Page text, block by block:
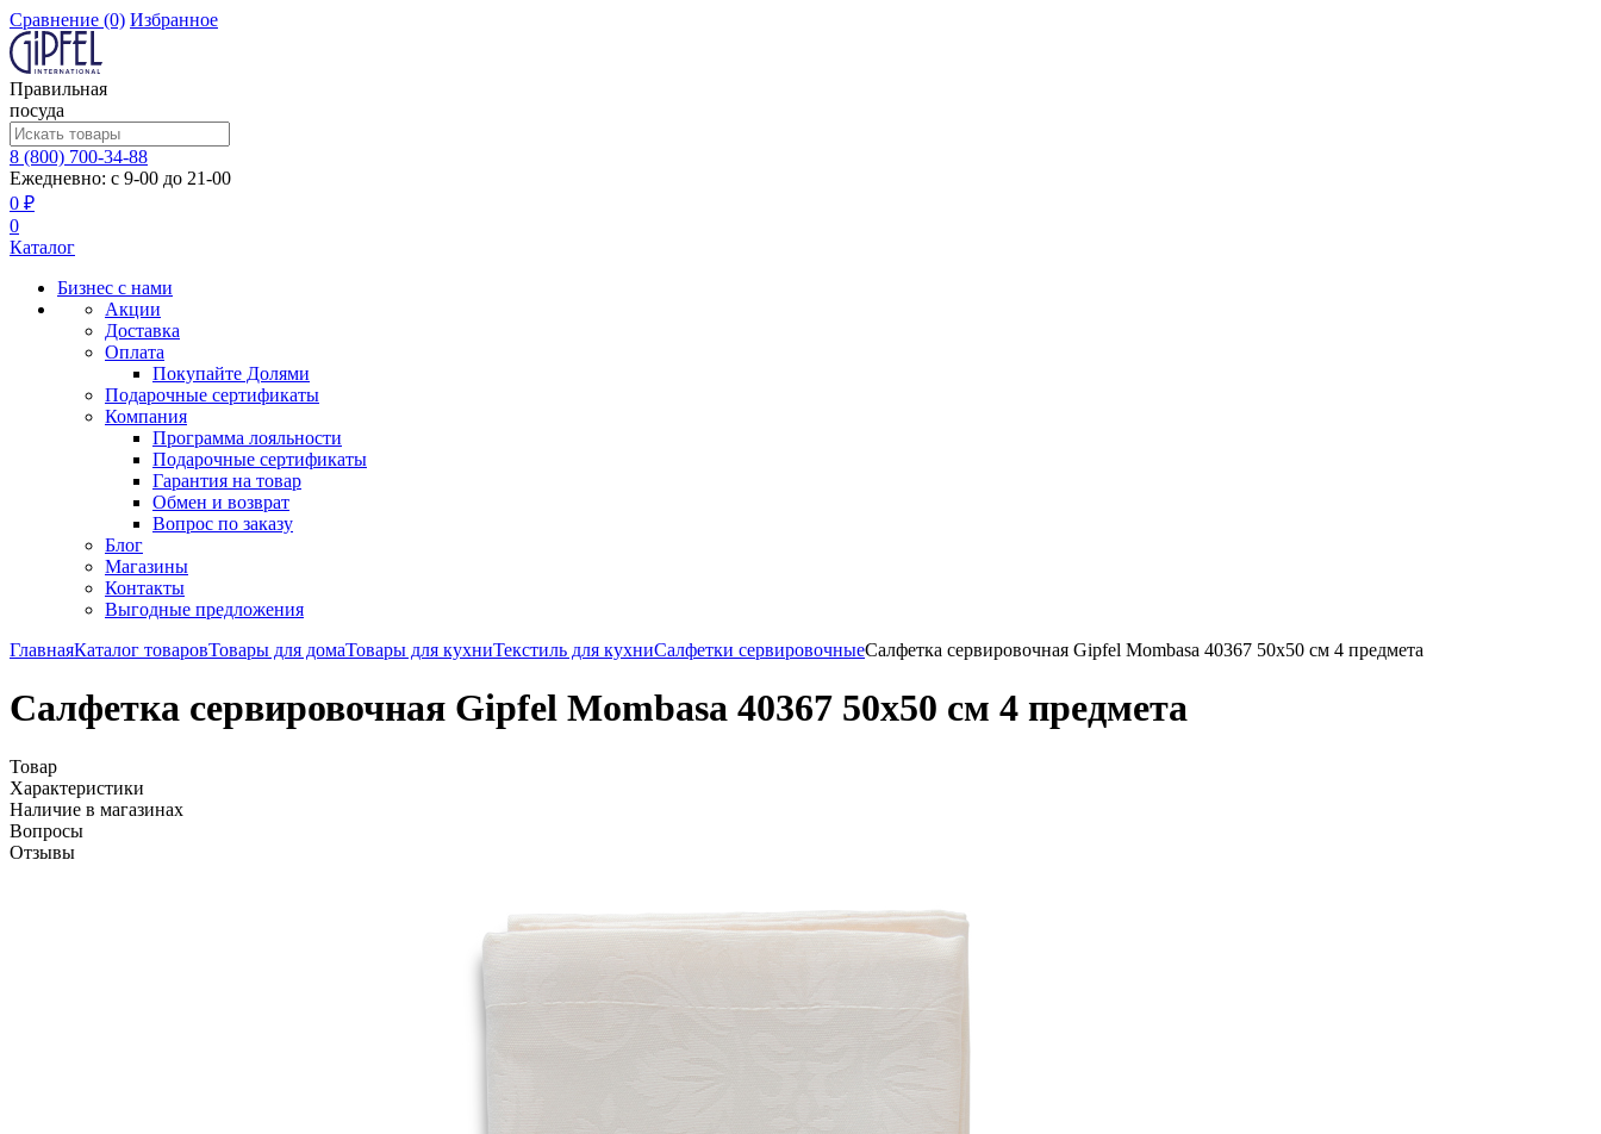
Сравнение (0) Избранное
Правильная
посуда
8 (800) 700-34-88
Ежедневно: с 9-00 до 21-00
0 ₽
0
Каталог
Бизнес с нами
Акции
Доставка
Оплата
Покупайте Долями
Подарочные сертификаты
Компания
Программа лояльности
Подарочные сертификаты
Гарантия на товар
Обмен и возврат
Вопрос по заказу
Блог
Магазины
Контакты
Выгодные предложения
ГлавнаяКаталог товаровТовары для домаТовары для кухниТекстиль для кухниСалфетки сервировочныеСалфетка сервировочная Gipfel Mombasa 40367 50x50 см 4 предмета
Салфетка сервировочная Gipfel Mombasa 40367 50x50 см 4 предмета
Товар
Характеристики
Наличие в магазинах
Вопросы
Отзывы